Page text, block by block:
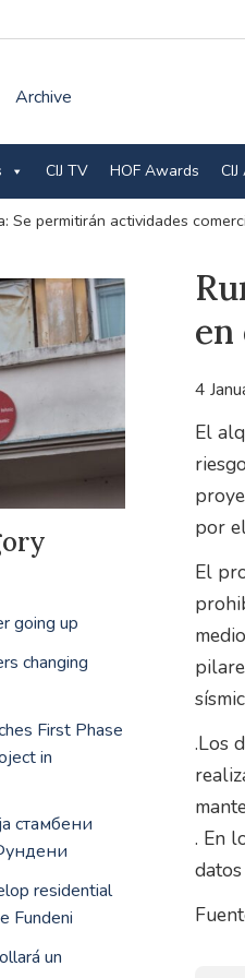
Archive
CIJ TV HOF Awards
Se permitirán actividades
4
El
por
El
.Los
. En
going up
changing
First Phase
in
стамбени
residential
Fundeni
un